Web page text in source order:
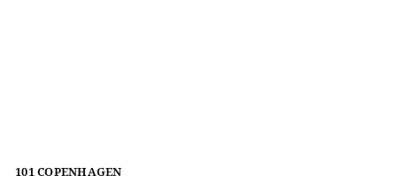
101 COPENHAGEN